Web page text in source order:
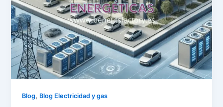
Blog, Blog Electricidad y gas